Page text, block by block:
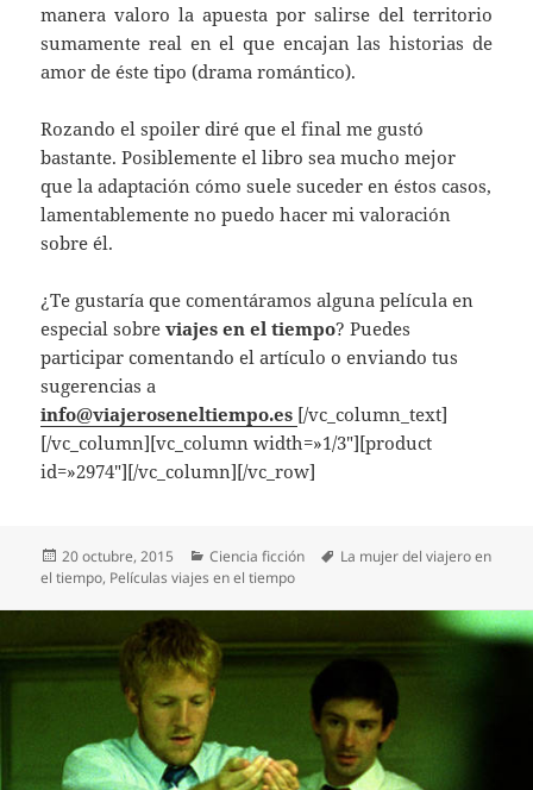
manera valoro la apuesta por salirse del territorio
sumamente real en el que encajan las historias de
amor de éste tipo (drama romántico).
Rozando el spoiler diré que el final me gustó
bastante. Posiblemente el libro sea mucho mejor
que la adaptación cómo suele suceder en éstos casos,
lamentablemente no puedo hacer mi valoración
sobre él.
¿Te gustaría que comentáramos alguna película en
especial sobreviajes en el tiempo? Puedes
participar comentando el artículo o enviando tus
sugerencias a
info@viajeroseneltiempo.es [/vc_column_text]
[/vc_column][vc_column width=»1/3″][product
id=»2974″][/vc_column][/vc_row]
Publicado
el
20 octubre, 2015 Categorías
Ciencia ficción Etiquetas
La mujer del viajero en
el tiempo, Películas viajes en el tiempo